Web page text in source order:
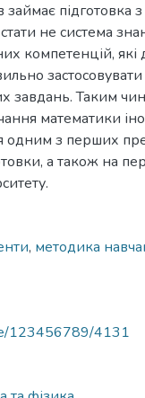
займає
не система
компетенцій,
завдань. Таким
математики
одним з перших
а також на
, методика
123456789/4131